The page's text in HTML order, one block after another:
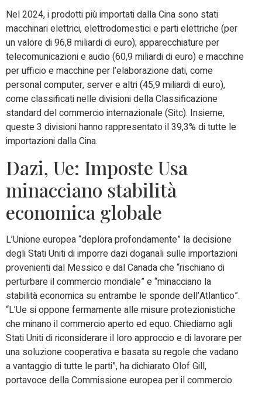
Nel 2024, i prodotti più importati dalla Cina sono stati
macchinari elettrici, elettrodomestici e parti elettriche (per
un valore di 96,8 miliardi di euro); apparecchiature per
telecomunicazioni e audio (60,9 miliardi di euro) e macchine
per ufficio e macchine per l’elaborazione dati, come
personal computer, server e altri (45,9 miliardi di euro),
come classificati nelle divisioni della Classificazione
standard del commercio internazionale (Sitc). Insieme,
queste 3 divisioni hanno rappresentato il 39,3% di tutte le
importazioni dalla Cina.
Dazi, Ue: Imposte Usa
minacciano stabilità
economica globale
L’Unione europea “deplora profondamente” la decisione
degli Stati Uniti di imporre dazi doganali sulle importazioni
provenienti dal Messico e dal Canada che “rischiano di
perturbare il commercio mondiale” e “minacciano la
stabilità economica su entrambe le sponde dell’Atlantico”.
“L’Ue si oppone fermamente alle misure protezionistiche
che minano il commercio aperto ed equo. Chiediamo agli
Stati Uniti di riconsiderare il loro approccio e di lavorare per
una soluzione cooperativa e basata su regole che vadano
a vantaggio di tutte le parti”, ha dichiarato Olof Gill,
portavoce della Commissione europea per il commercio.